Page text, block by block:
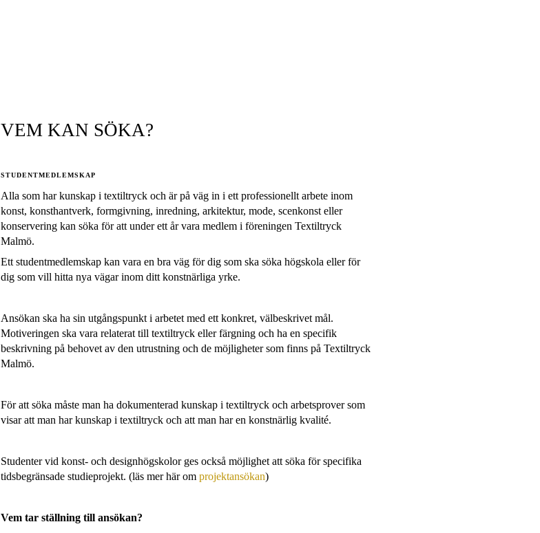
VEM KAN SÖKA?
STUDENTMEDLEMSKAP
Alla som har kunskap i textiltryck och är på väg in i ett professionellt arbete inom
konst, konsthantverk, formgivning, inredning, arkitektur, mode, scenkonst eller
konservering kan söka för att under ett år vara medlem i föreningen Textiltryck
Malmö.
Ett studentmedlemskap kan vara en bra väg för dig som ska söka högskola eller för
dig som vill hitta nya vägar inom ditt konstnärliga yrke.
Ansökan ska ha sin utgångspunkt i arbetet med ett konkret, välbeskrivet mål.
Motiveringen ska vara relaterat till textiltryck eller färgning och ha en specifik
beskrivning på behovet av den utrustning och de möjligheter som finns på Textiltryck
Malmö.
För att söka måste man ha dokumenterad kunskap i textiltryck och arbetsprover som
visar att man har kunskap i textiltryck och att man har en konstnärlig kvalité.
Studenter vid konst- och designhögskolor ges också möjlighet att söka för specifika
tidsbegränsade studieprojekt. (läs mer här om projektansökan)
Vem tar ställning till ansökan?